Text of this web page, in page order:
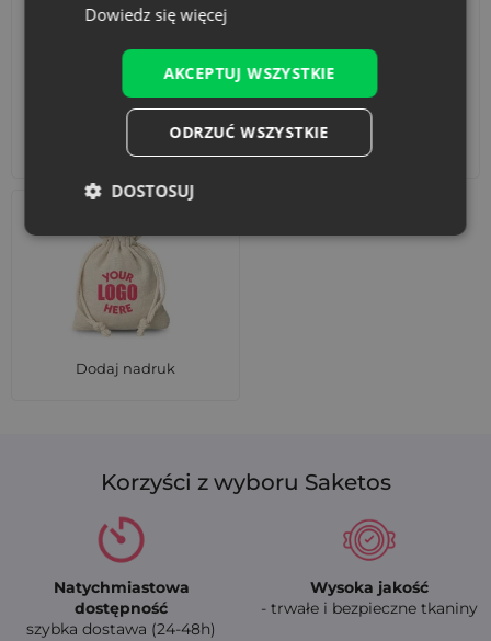
Akcesoria i dekoracje Zestawy
Dodaj nadruk
Korzyści z wyboru Saketos
Natychmiastowa
dostępność
szybka dostawa (24-48h)
Wysoka jakość
- trwałe i bezpieczne tkaniny
Dowiedz się więcej
AKCEPTUJ WSZYSTKIE
ODRZUĆ WSZYSTKIE
DOSTOSUJ